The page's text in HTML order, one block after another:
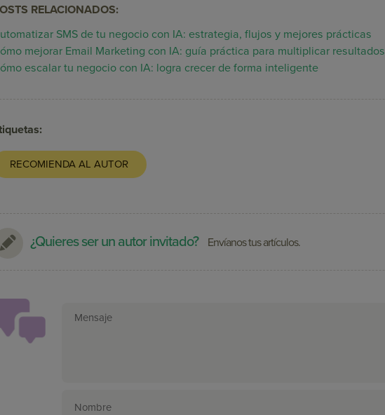
RELACIONADOS:
SMS de tu negocio con IA: estrategia, flujos y mejores prácticas
mejorar Email Marketing con IA: guía práctica para multiplicar resultados
escalar tu negocio con IA: logra crecer de forma inteligente
RECOMIENDA AL AUTOR
¿Quieres ser un autor invitado? Envíanos tus artículos.